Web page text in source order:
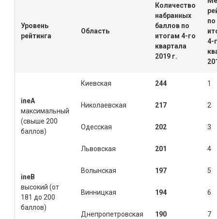
Уровень
рейтинга
Область
Количество
набранных
баллов по
итогам 4-го
квартала
2019 г.
по
4-
ineА
максимальный
(свыше 200
баллов)
Киевская 244 1
Николаевская 217 2
Одесская 202 3
Львовская 201 4
ineB
высокий (от
181 до 200
баллов)
Волынская 197 5
Винницкая 194 6
Днепропетровская 190 7